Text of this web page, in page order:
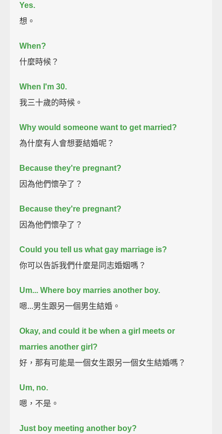
Yes.
想。
When?
什麼時候？
When I'm 30.
我三十歲的時候。
Why would someone want to get married?
為什麼有人會想要結婚呢？
Because they're pregnant?
因為他們懷孕了？
Because they're pregnant?
因為他們懷孕了？
Could you tell us what gay marriage is?
你可以告訴我們什麼是同志婚姻嗎？
Um... Where boy marries another boy.
嗯...男生跟另一個男生結婚。
Okay, and could it be when a girl meets or
marries another girl?
好，那有可能是一個女生跟另一個女生結婚嗎？
Um, no.
嗯，不是。
Just boy meeting another boy?